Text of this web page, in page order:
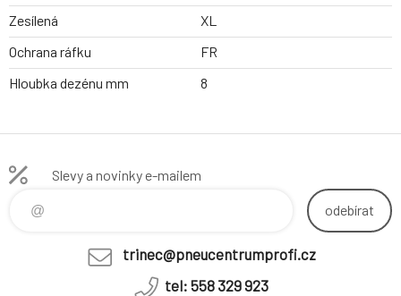
Zesílená
XL
Ochrana ráfku
FR
Hloubka dezénu mm
8
Slevy a novinky e-mailem
odebírat
trinec@pneucentrumprofi.cz
tel: 558 329 923